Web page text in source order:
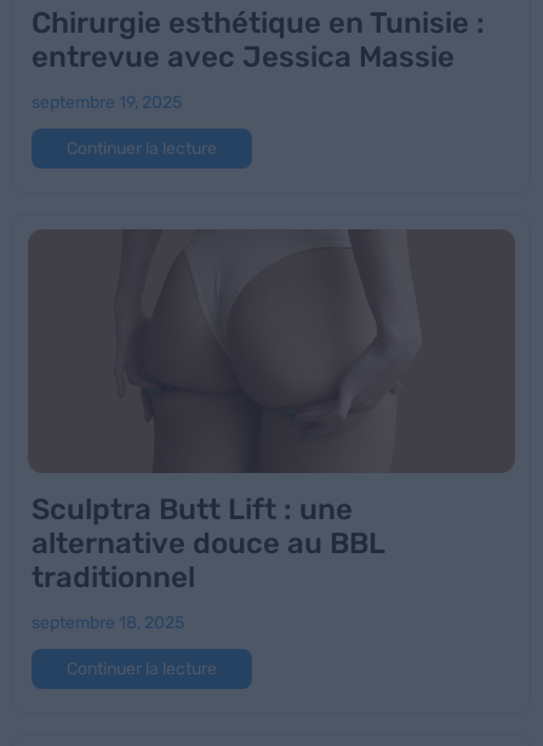
Chirurgie esthétique en Tunisie :
entrevue avec Jessica Massie
septembre 19, 2025
Continuer la lecture
Sculptra Butt Lift : une
alternative douce au BBL
traditionnel
septembre 18, 2025
Continuer la lecture